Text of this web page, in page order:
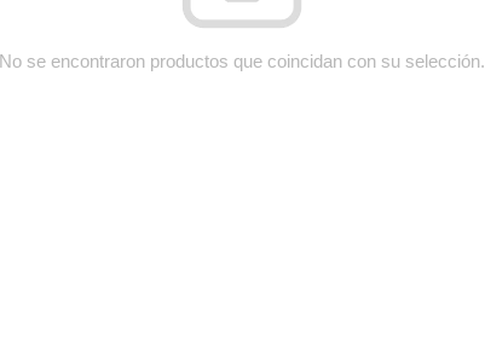
No se encontraron productos que coincidan con su selección.